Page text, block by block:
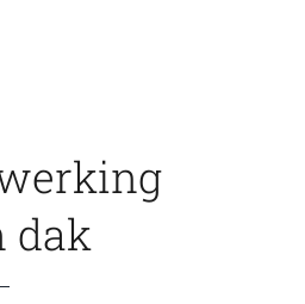
dak